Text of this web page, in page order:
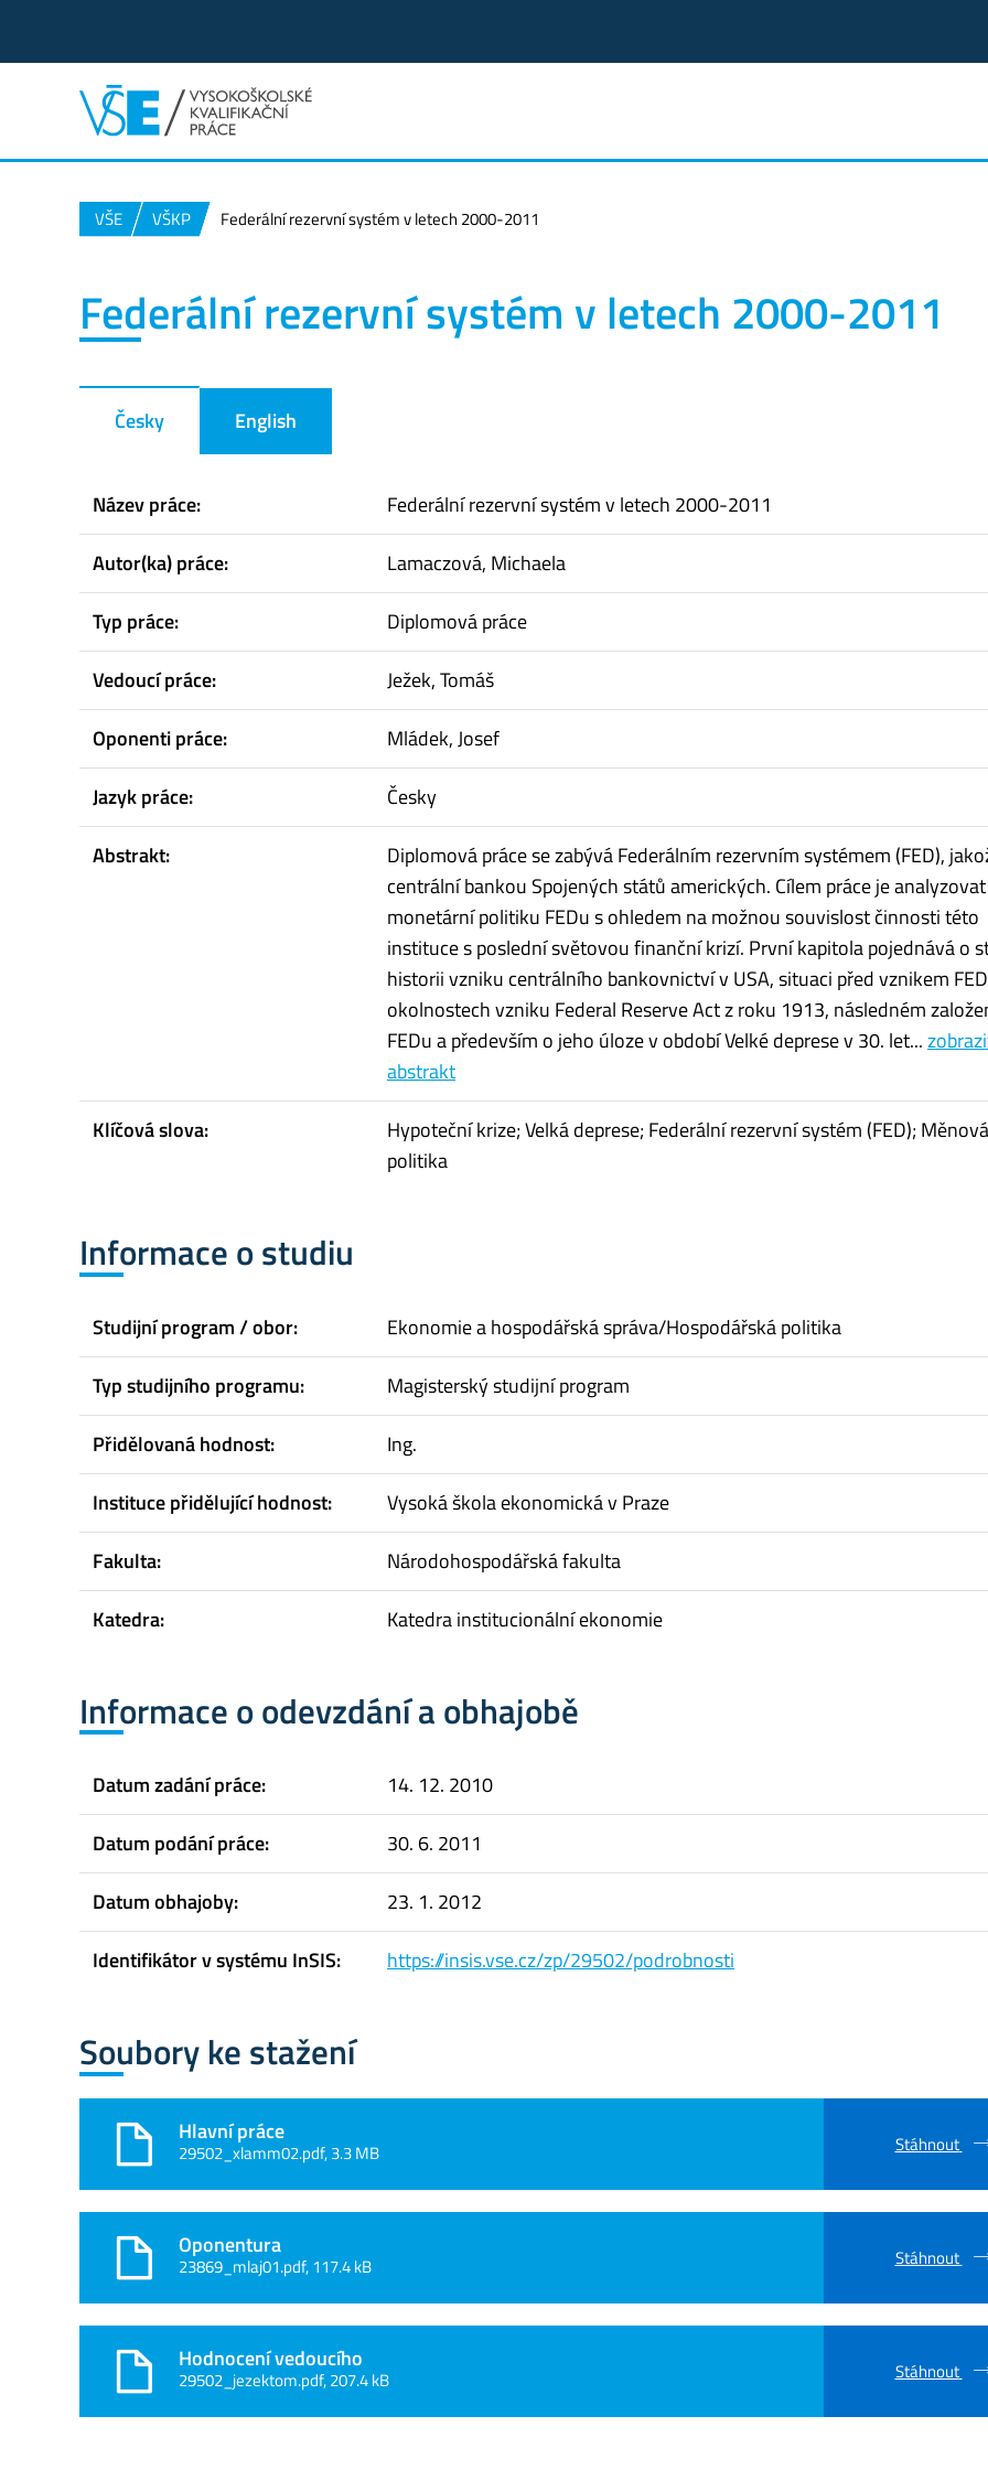
VŠE VŠKP Federální rezervní systém v letech 2000-2011
Federální rezervní systém v letech 2000-2011
Česky English
Název práce:
Federální rezervní systém v letech 2000-2011
Autor(ka) práce:
Lamaczová, Michaela
Typ práce:
Diplomová práce
Vedoucí práce:
Ježek, Tomáš
Oponenti práce:
Mládek, Josef
Jazyk práce:
Česky
Abstrakt:
Diplomová práce se zabývá Federálním rezervním systémem (FED),
centrální bankou Spojených států amerických. Cílem práce je analyzovat
monetární politiku FEDu s ohledem na možnou souvislost činnosti této
instituce s poslední světovou finanční krizí. První kapitola pojednává o
historii vzniku centrálního bankovnictví v USA, situaci před vznikem
okolnostech vzniku Federal Reserve Act z roku 1913, následném
FEDu a především o jeho úloze v období Velké deprese v 30. let...
abstrakt
Klíčová slova:
Hypoteční krize; Velká deprese; Federální rezervní systém (FED); Měnová
politika
Informace o studiu
Studijní program / obor:
Ekonomie a hospodářská správa/Hospodářská politika
Typ studijního programu:
Magisterský studijní program
Přidělovaná hodnost:
Ing.
Instituce přidělující hodnost:
Vysoká škola ekonomická v Praze
Fakulta:
Národohospodářská fakulta
Katedra:
Katedra institucionální ekonomie
Informace o odevzdání a obhajobě
Datum zadání práce:
14. 12. 2010
Datum podání práce:
30. 6. 2011
Datum obhajoby:
23. 1. 2012
Identifikátor v systému InSIS:
https://insis.vse.cz/zp/29502/podrobnosti
Soubory ke stažení
Hlavní práce
29502_xlamm02.pdf, 3.3 MB Stáhnout
Oponentura
23869_mlaj01.pdf, 117.4 kB Stáhnout
Hodnocení vedoucího
29502_jezektom.pdf, 207.4 kB Stáhnout